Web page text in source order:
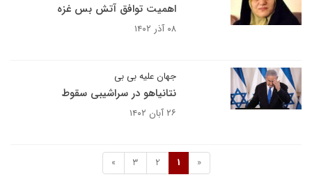
اهمیت توافق آتش بس غزه
۰۸ آذر ۱۴۰۲
جهان علیه بی بی
نتانیاهو در سراشیبی سقوط
۲۶ آبان ۱۴۰۲
«
1
2
3
»